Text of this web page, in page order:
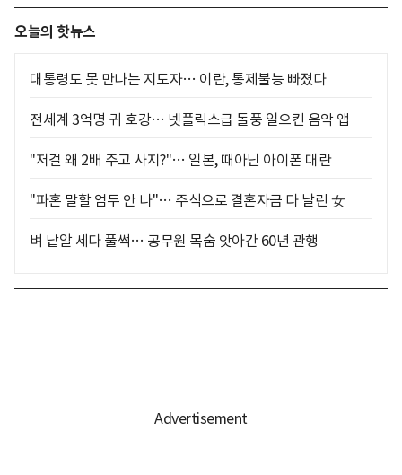
오늘의 핫뉴스
대통령도 못 만나는 지도자… 이란, 통제불능 빠졌다
전세계 3억명 귀 호강… 넷플릭스급 돌풍 일으킨 음악 앱
"저걸 왜 2배 주고 사지?"… 일본, 때아닌 아이폰 대란
"파혼 말할 엄두 안 나"… 주식으로 결혼자금 다 날린 女
벼 낱알 세다 풀썩… 공무원 목숨 앗아간 60년 관행